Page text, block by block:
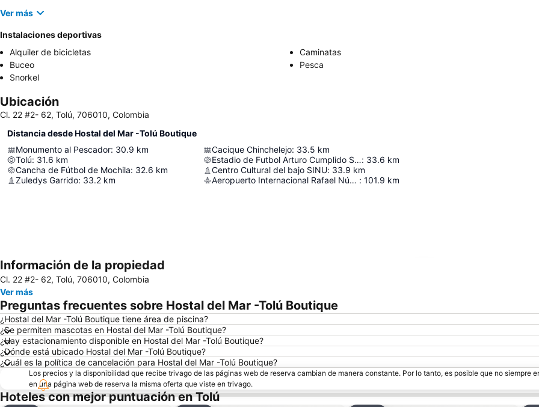
Ver más
Instalaciones deportivas
Alquiler de bicicletas
Caminatas
Buceo
Pesca
Snorkel
Ubicación
Cl. 22 #2- 62, Tolú, 706010, Colombia
Distancia desde Hostal del Mar -Tolú Boutique
Monumento al Pescador: 30.9 km
Tolú: 31.6 km
Cancha de Fútbol de Mochila: 32.6 km
Zuledys Garrido: 33.2 km
Cacique Chinchelejo: 33.5 km
Estadio de Futbol Arturo Cumplido Sierra: 33.6 km
Centro Cultural del bajo SINU: 33.9 km
Aeropuerto Internacional Rafael Núñez : 101.9 km
Información de la propiedad
Cl. 22 #2- 62, Tolú, 706010, Colombia
Ver más
Preguntas frecuentes sobre Hostal del Mar -Tolú Boutique
¿Hostal del Mar -Tolú Boutique tiene área de piscina?
¿Se permiten mascotas en Hostal del Mar -Tolú Boutique?
¿Hay estacionamiento disponible en Hostal del Mar -Tolú Boutique?
¿Dónde está ubicado Hostal del Mar -Tolú Boutique?
¿Cuál es la política de cancelación para Hostal del Mar -Tolú Boutique?
Los precios y la disponibilidad que recibe trivago de las páginas web de reserva cambian de manera constante. Por lo tanto, es posible que no siempre
en una página web de reserva la misma oferta que viste en trivago.
Hoteles con mejor puntuación en Tolú